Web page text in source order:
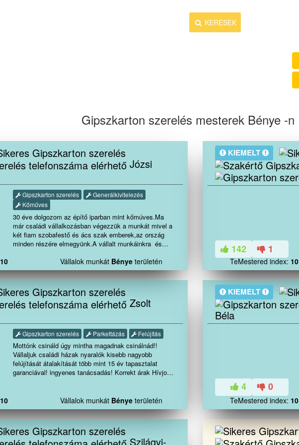
KERESEK
Gipszkarton szerelés mesterek Bénye -n
Józsi
Gipszkarton szerelés
Generálkivitelezés
Kőműves
30 éve dolgozom az építő iparban mint kőmúves.Ma
már családi vállalkozásban végezzük a munkát mivel a
két fiam szobafestő és ács szak emberek,az ország
minden részére elmegyünk.A vállalt munkáinkra és
valamint a munka minőségére garanciát vállalunk.
10 Vállalok munkát Bénye területén
KIEMELT
142 1
TeMestered index: 10
Zsolt
Gipszkarton szerelés Parkettázás Felújítás
Mottónk csináld úgy mintha magadnak csinálnád!!
Vállaljuk családi házak nyaralók kisebb nagyobb
felújítását átalakítását több mint 15 év tapasztalat
garanciával! ingyenes tanácsadás! Korrekt árak Hívjon
felújítás :
Szinezés. :
Ácsmunkák. :
Tetőjavítás akár azonnal S.O.S. :
Teraszépítés. :
10 Vállalok munkát Bénye területén
KIEMELT
Béla
4 0
TeMestered index: 10
Szilágyi-